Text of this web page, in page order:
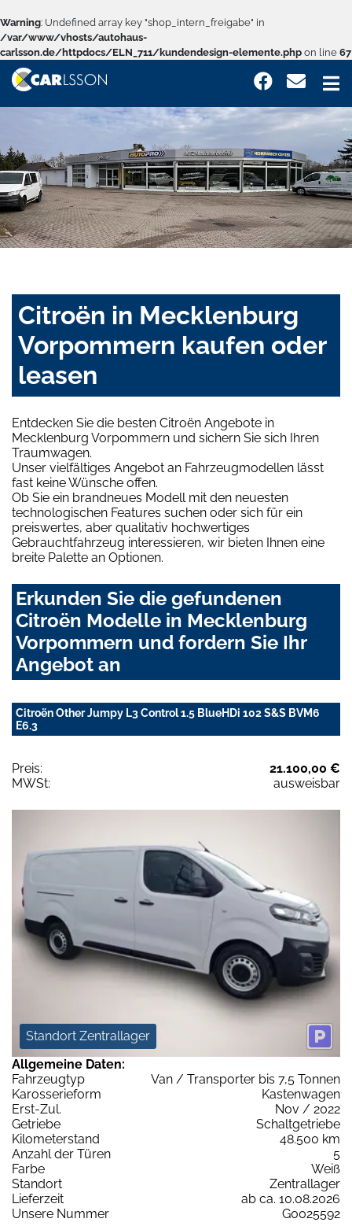
Warning: Undefined array key "shop_intern_freigabe" in
/var/www/vhosts/autohaus-
carlsson.de/httpdocs/ELN_711/kundendesign-elemente.php on line 67
Citroën in Mecklenburg
Vorpommern kaufen oder
leasen
Entdecken Sie die besten Citroën Angebote in
Mecklenburg Vorpommern und sichern Sie sich Ihren
Traumwagen.
Unser vielfältiges Angebot an Fahrzeugmodellen lässt
fast keine Wünsche offen.
Ob Sie ein brandneues Modell mit den neuesten
technologischen Features suchen oder sich für ein
preiswertes, aber qualitativ hochwertiges
Gebrauchtfahrzeug interessieren, wir bieten Ihnen eine
breite Palette an Optionen.
Erkunden Sie die gefundenen
Citroën Modelle in Mecklenburg
Vorpommern und fordern Sie Ihr
Angebot an
Citroën Other Jumpy L3 Control 1.5 BlueHDi 102 S&S BVM6
E6.3
Preis:
21.100,00 €
MWSt:
ausweisbar
Standort Zentrallager
Allgemeine Daten:
Fahrzeugtyp
Van / Transporter bis 7,5 Tonnen
Karosserieform
Kastenwagen
Erst-Zul.
Nov / 2022
Getriebe
Schaltgetriebe
Kilometerstand
48.500 km
Anzahl der Türen
5
Farbe
Weiß
Standort
Zentrallager
Lieferzeit
ab ca. 10.08.2026
Unsere Nummer
G0025592